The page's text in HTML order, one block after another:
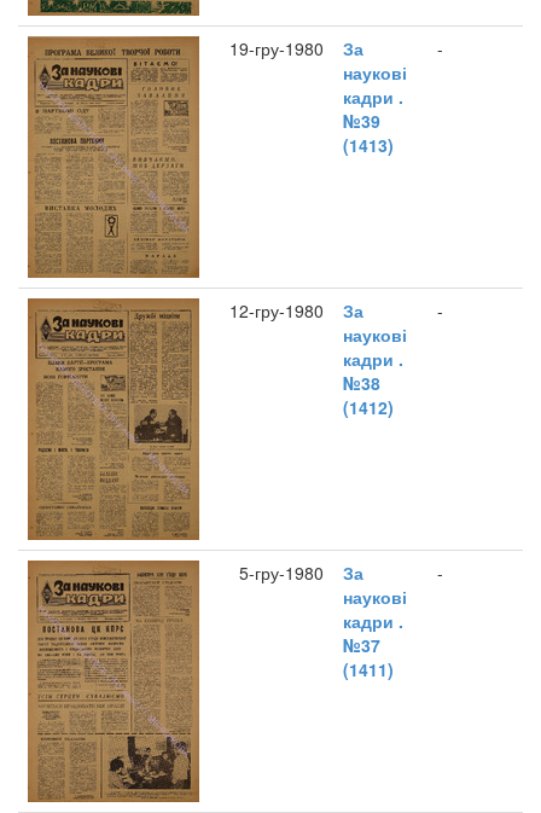
19-гру-1980
За
наукові
кадри .
№39
(1413)
-
12-гру-1980
За
наукові
кадри .
№38
(1412)
-
5-гру-1980
За
наукові
кадри .
№37
(1411)
-